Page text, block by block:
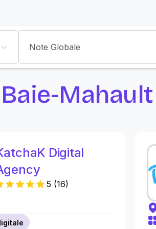
Note Globale
Mahault
Digital
5 (16)